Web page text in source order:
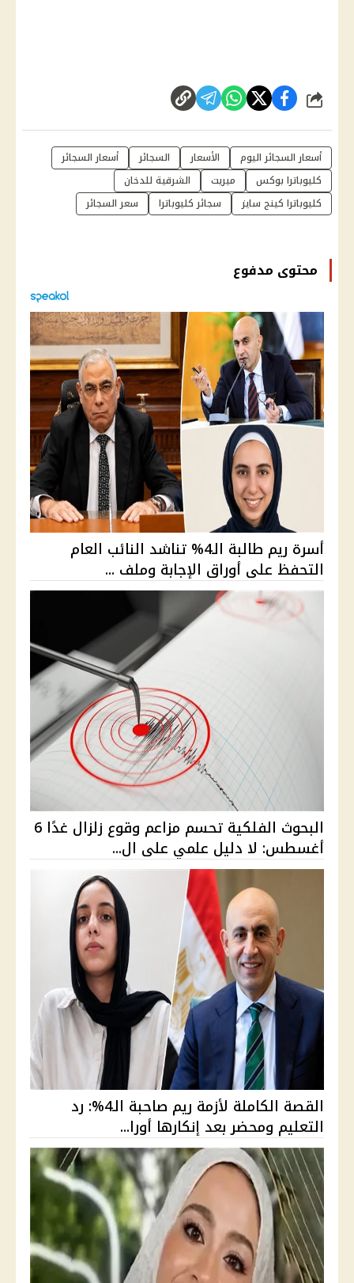
شارك
أسعار السجائر اليوم الأسعار السجائر
أسعار السجائر
كليوباترا بوكس
ميريت
الشرقية للدخان
كليوباترا كينج سايز
سجائر كليوباترا سعر السجائر
محتوى مدفوع
أسرة ريم طالبة الـ4% تناشد النائب العام
التحفظ على أوراق الإجابة وملف ...
البحوث الفلكية تحسم مزاعم وقوع زلزال غدًا 6
أغسطس: لا دليل علمي على ال...
القصة الكاملة لأزمة ريم صاحبة الـ4%: رد
التعليم ومحضر بعد إنكارها أورا...